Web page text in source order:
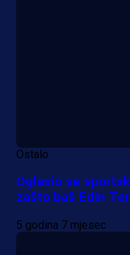
Ostalo
Oglasio se
zašto baš Edin
5 godina 7 mjesec